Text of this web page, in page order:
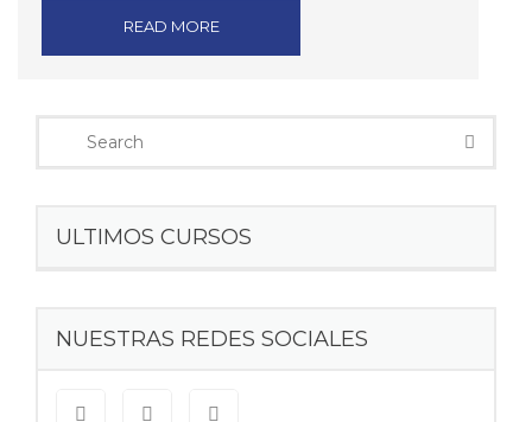
READ MORE
ULTIMOS CURSOS
NUESTRAS REDES SOCIALES